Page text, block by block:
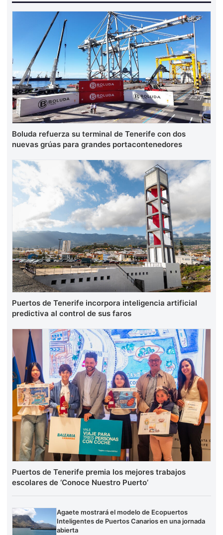
Boluda refuerza su terminal de Tenerife con dos
nuevas grúas para grandes portacontenedores
Puertos de Tenerife incorpora inteligencia artificial
predictiva al control de sus faros
Puertos de Tenerife premia los mejores trabajos
escolares de ‘Conoce Nuestro Puerto’
Agaete mostrará el modelo de Ecopuertos
Inteligentes de Puertos Canarios en una jornada
abierta